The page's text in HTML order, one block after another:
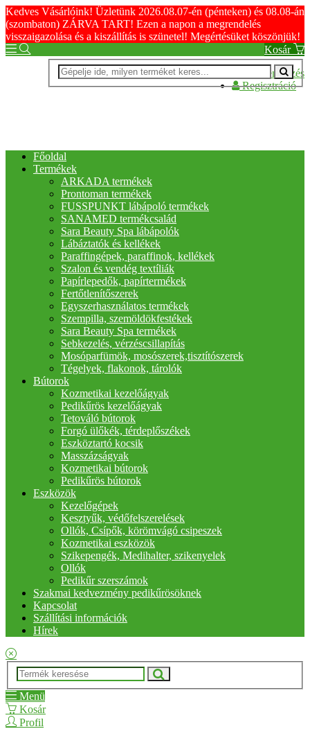
Kedves Vásárlóink! Üzletünk 2026.08.07-én (pénteken) és 08.08-án
(szombaton) ZÁRVA TART! Ezen a napon a megrendelés
visszaigazolása és a kiszállítás is szünetel! Megértésüket köszönjük!
Kosár
Bejelentkezés
Regisztráció
Főoldal
Termékek
ARKADA termékek
Prontoman termékek
FUSSPUNKT lábápoló termékek
SANAMED termékcsalád
Sara Beauty Spa lábápolók
Lábáztatók és kellékek
Paraffingépek, paraffinok, kellékek
Szalon és vendég textíliák
Papírlepedők, papírtermékek
Fertőtlenítőszerek
Egyszerhasználatos termékek
Szempilla, szemöldökfestékek
Sara Beauty Spa termékek
Sebkezelés, vérzéscsillapítás
Mosóparfümök, mosószerek,tisztítószerek
Tégelyek, flakonok, tárolók
Bútorok
Kozmetikai kezelőágyak
Pedikűrös kezelőágyak
Tetováló bútorok
Forgó ülőkék, térdeplőszékek
Eszköztartó kocsik
Masszázságyak
Kozmetikai bútorok
Pedikűrös bútorok
Eszközök
Kezelőgépek
Kesztyűk, védőfelszerelések
Ollók, Csípők, körömvágó csipeszek
Kozmetikai eszközök
Szikepengék, Medihalter, szikenyelek
Ollók
Pedikűr szerszámok
Szakmai kedvezmény pedikűrösöknek
Kapcsolat
Szállítási információk
Hírek
Menü
Kosár
Profil